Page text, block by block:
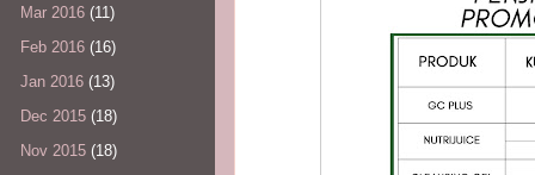
Mar 2016 (11)
Feb 2016 (16)
Jan 2016 (13)
Dec 2015 (18)
Nov 2015 (18)